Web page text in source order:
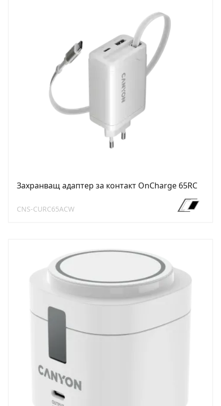
Захранващ адаптер за контакт OnCharge 65RC
CNS-CURC65ACW